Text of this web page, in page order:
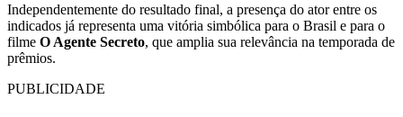
Independentemente do resultado final, a presença do ator entre os
indicados já representa uma vitória simbólica para o Brasil e para o
filme O Agente Secreto, que amplia sua relevância na temporada de
prêmios.
PUBLICIDADE